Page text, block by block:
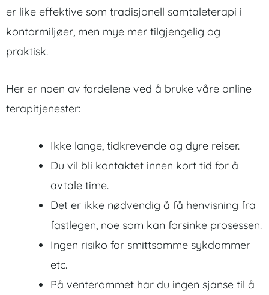
er like effektive som tradisjonell samtaleterapi i
kontormiljøer, men mye mer tilgjengelig og
praktisk.
Her er noen av fordelene ved å bruke våre online
terapitjenester:
Ikke lange, tidkrevende og dyre reiser.
Du vil bli kontaktet innen kort tid for å
avtale time.
Det er ikke nødvendig å få henvisning fra
fastlegen, noe som kan forsinke prosessen.
Ingen risiko for smittsomme sykdommer
etc.
På venterommet har du ingen sjanse til å